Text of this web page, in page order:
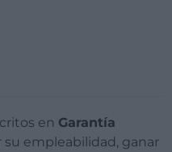
en Garantía
empleabilidad, ganar